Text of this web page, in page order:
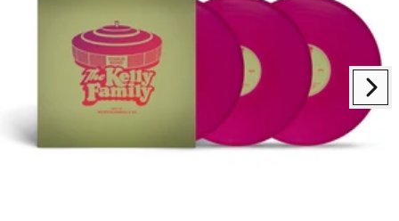
vorheriges
nächstes